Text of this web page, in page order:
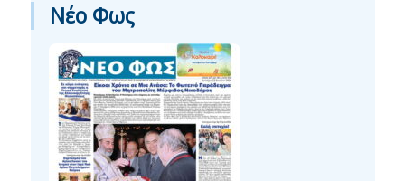
Νέο Φως